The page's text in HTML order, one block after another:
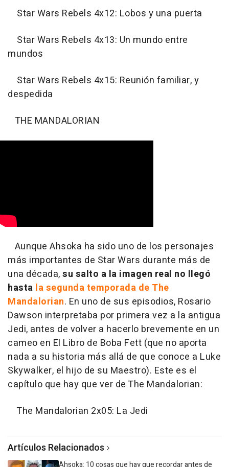
Star Wars Rebels 4x12: Lobos y una puerta
Star Wars Rebels 4x13: Un mundo entre
mundos
Star Wars Rebels 4x15: Reunión familiar, y
despedida
THE MANDALORIAN
Aunque Ahsoka ha sido uno de los personajes
más importantes de Star Wars durante más de
una década,su salto a la imagen real no llegó
hasta la segunda temporada de The
Mandalorian. En uno de sus episodios, Rosario
Dawson interpretaba por primera vez a la antigua
Jedi, antes de volver a hacerlo brevemente en un
cameo en El Libro de Boba Fett (que no aporta
nada a su historia más allá de que conoce a Luke
Skywalker, el hijo de su Maestro). Este es el
capítulo que hay que ver de The Mandalorian:
The Mandalorian 2x05: La Jedi
Artículos Relacionados
Ahsoka: 10 cosas que hay que recordar antes de